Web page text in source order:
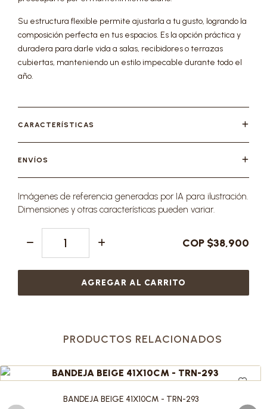
Su estructura flexible permite ajustarla a tu gusto, logrando la
composición perfecta en tus espacios. Es la opción práctica y
duradera para darle vida a salas, recibidores o terrazas
cubiertas, manteniendo un estilo impecable durante todo el
año.
CARACTERÍSTICAS
ENVÍOS
Imágenes de referencia generadas por IA para ilustración.
Dimensiones y otras características pueden variar.
COP $38,900
AGREGAR AL CARRITO
PRODUCTOS RELACIONADOS
BANDEJA BEIGE 41X10CM - TRN-293